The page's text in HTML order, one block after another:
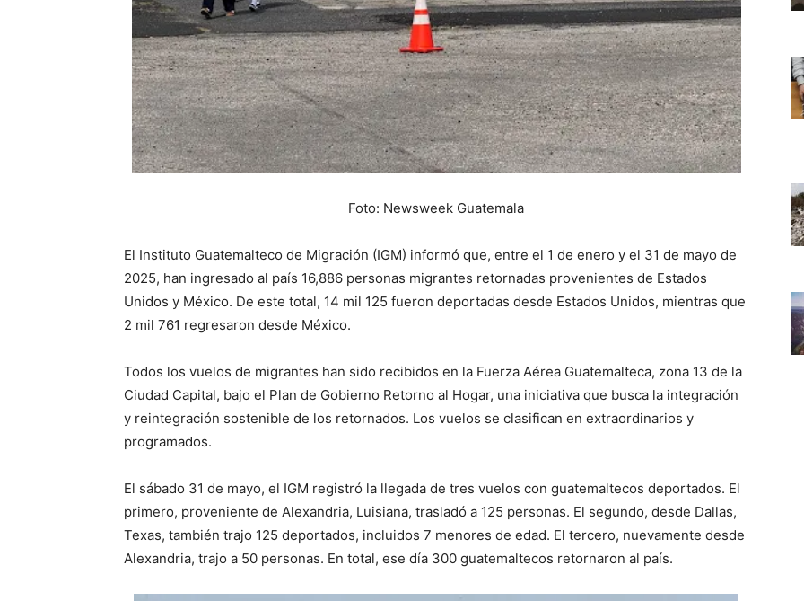
Foto: Newsweek Guatemala
El Instituto Guatemalteco de Migración (IGM) informó que, entre el 1 de enero y el 31 de mayo de
2025, han ingresado al país 16,886 personas migrantes retornadas provenientes de Estados
Unidos y México. De este total, 14 mil 125 fueron deportadas desde Estados Unidos, mientras que
2 mil 761 regresaron desde México.
Todos los vuelos de migrantes han sido recibidos en la Fuerza Aérea Guatemalteca, zona 13 de la
Ciudad Capital, bajo el Plan de Gobierno Retorno al Hogar, una iniciativa que busca la integración
y reintegración sostenible de los retornados. Los vuelos se clasifican en extraordinarios y
programados.
El sábado 31 de mayo, el IGM registró la llegada de tres vuelos con guatemaltecos deportados. El
primero, proveniente de Alexandria, Luisiana, trasladó a 125 personas. El segundo, desde Dallas,
Texas, también trajo 125 deportados, incluidos 7 menores de edad. El tercero, nuevamente desde
Alexandria, trajo a 50 personas. En total, ese día 300 guatemaltecos retornaron al país.